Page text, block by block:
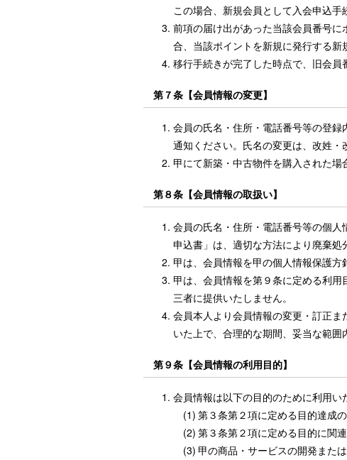
この場合、新規会員として入会申込手
前項の届け出があった当該会員番号
合、当該ポイントを新規に発行する新
移行手続きが完了した時点で、旧会員
第７条【会員情報の変更】
会員の氏名・住所・電話番号等の登
通知ください。氏名の変更は、改姓・
甲にて新築・中古物件を購入された場
第８条【会員情報の取扱い】
会員の氏名・住所・電話番号等の個
申込書」は、適切な方法により廃棄処
甲は、会員情報を甲の個人情報保護方
甲は、会員情報を第９条に定める利
三者に提供いたしません。
会員本人より会員情報の変更・訂正
いた上で、合理的な期間、妥当な範囲
第９条【会員情報の利用目的】
会員情報は以下の目的のために利用い
(1) 第３条第２項に定める目的達成
(2) 第３条第２項に定める目的に関
(3) 甲の商品・サービスの開発また